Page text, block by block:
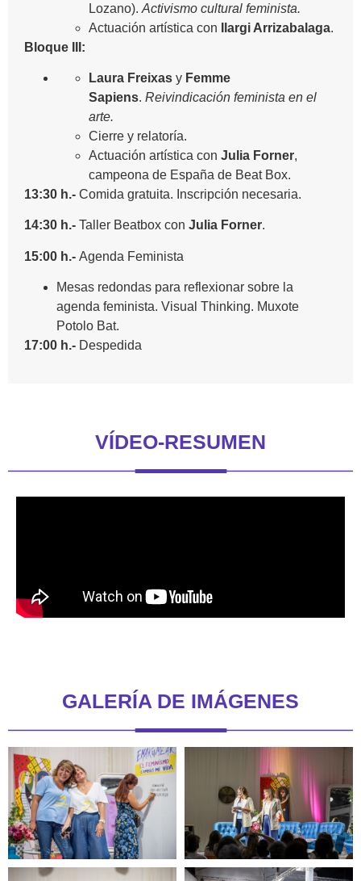
Lozano). Activismo cultural feminista.
Actuación artística con
Ilargi Arrizabalaga.
Bloque III:
Laura Freixas y Femme
Sapiens. Reivindicación feminista en el
arte.
Cierre y relatoría.
Actuación artística con Julia Forner,
campeona de España de Beat Box.
13:30 h.- Comida gratuita. Inscripción necesaria.
14:30 h.- Taller Beatbox con Julia Forner.
15:00 h.- Agenda Feminista
Mesas redondas para reflexionar sobre la
agenda feminista. Visual Thinking. Muxote
Potolo Bat.
17:00 h.- Despedida
VÍDEO-RESUMEN
GALERÍA DE IMÁGENES